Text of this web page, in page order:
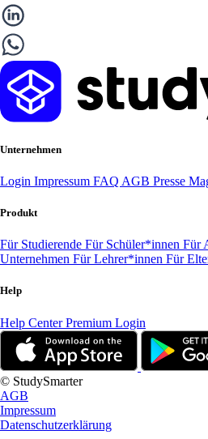
Unternehmen
Login Impressum FAQ AGB Presse
Produkt
Für Studierende Für Schüler*innen Für
Unternehmen Für Lehrer*innen Für
Help
Help CenterPremium Login
© StudySmarter
AGB
Impressum
Datenschutzerklärung